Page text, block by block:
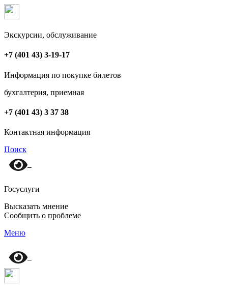
Экскурсии, обслуживание
+7 (401 43) 3-19-17
Информация по покупке билетов
бухгалтерия, приемная
+7 (401 43) 3 37 38
Контактная информация
Поиск
Госуслуги
Высказать мнение
Сообщить о проблеме
Меню